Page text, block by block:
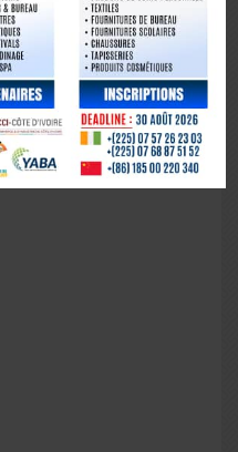
son 76e anniversaire
du Japon